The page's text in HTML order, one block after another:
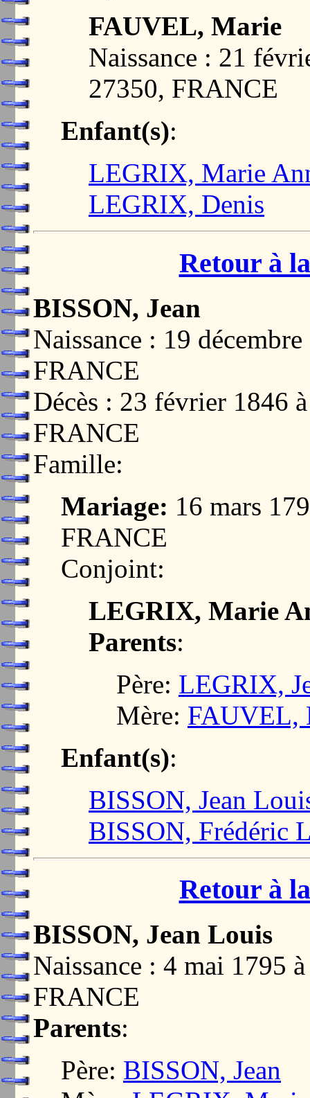
FAUVEL, Marie
Naissance : 21
27350, FRANCE
Enfant(s):
LEGRIX, Marie
LEGRIX, Denis
Retour à
BISSON, Jean
Naissance : 19
FRANCE
Décès : 23 février 1846
FRANCE
Famille:
Mariage: 16 mars
FRANCE
Conjoint:
LEGRIX, Marie
Parents:
Père: LEGRIX,
Mère: FAUVEL,
Enfant(s):
BISSON, Jean
BISSON, Frédéric
Retour à
BISSON, Jean Louis
Naissance : 4 mai 1795
FRANCE
Parents:
Père: BISSON, Jean